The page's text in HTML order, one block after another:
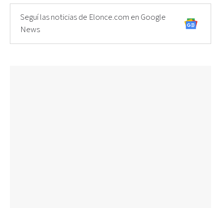
Seguí las noticias de Elonce.com en Google
News